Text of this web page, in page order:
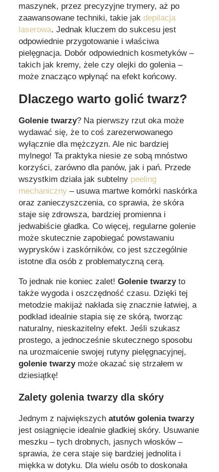
maszynek, przez precyzyjne trymery, aż po
zaawansowane techniki, takie jak depilacja
laserowa. Jednak kluczem do sukcesu jest
odpowiednie przygotowanie i właściwa
pielęgnacja. Dobór odpowiednich kosmetyków –
takich jak kremy, żele czy olejki do golenia –
może znacząco wpłynąć na efekt końcowy.
Dlaczego warto golić twarz?
Golenie twarzy? Na pierwszy rzut oka może
wydawać się, że to coś zarezerwowanego
wyłącznie dla mężczyzn. Ale nic bardziej
mylnego! Ta praktyka niesie ze sobą mnóstwo
korzyści, zarówno dla panów, jak i pań. Przede
wszystkim działa jak subtelny peeling
mechaniczny – usuwa martwe komórki naskórka
oraz zanieczyszczenia, co sprawia, że skóra
staje się zdrowsza, bardziej promienna i
jedwabiście gładka. Co więcej, regularne golenie
może skutecznie zapobiegać powstawaniu
wyprysków i zaskórników, co jest szczególnie
istotne dla osób z problematyczną cerą.
To jednak nie koniec zalet! Golenie twarzyto
także wygoda i oszczędność czasu. Dzięki tej
metodzie makijaż nakłada się znacznie łatwiej, a
podkład idealnie stapia się ze skórą, tworząc
naturalny, nieskazitelny efekt. Jeśli szukasz
prostego, a jednocześnie skutecznego sposobu
na urozmaicenie swojej rutyny pielęgnacyjnej,
golenie twarzy może okazać się strzałem w
dziesiątkę!
Zalety golenia twarzy dla skóry
Jednym z największych atutów golenia twarzy
jest osiągnięcie idealnie gładkiej skóry. Usuwanie
meszku – tych drobnych, jasnych włosków –
sprawia, że cera staje się bardziej jednolita i
miękka w dotyku. Dla wielu osób to doskonała